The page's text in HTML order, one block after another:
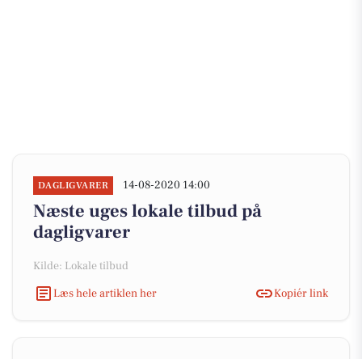
DAGLIGVARER 14-08-2020 14:00
Næste uges lokale tilbud på
dagligvarer
Kilde: Lokale tilbud
Læs hele artiklen her
Kopiér link